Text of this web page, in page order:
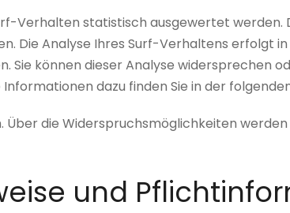
Verhalten statistisch ausgewertet werden.
Die Analyse Ihres Surf-Verhaltens erfolgt
Sie können dieser Analyse widersprechen
dazu finden Sie in der
Über die Widerspruchsmöglichkeiten
und